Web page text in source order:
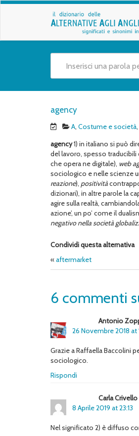
agency
A, Costume e società,
agency1) in italiano si può
del lavoro, spesso traducibili
che opera ne digitale), web
sociologico e nelle scienze
reazione), positività
dizionari), in altre parole la
agire sulla realtà,
azione’, un po’ come il
negativo nella società
Condividi questa alternativa
«aftermarket
6 commenti
Antonio
26 Novembre 2018 at
Grazie a Raffaella Baccolini
sociologico.
Rispondi
Carla
8 Aprile 2019 at 23:13
Nel significato 2) è diffuso